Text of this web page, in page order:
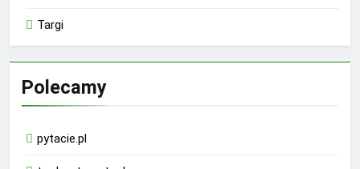
Targi
Polecamy
pytacie.pl